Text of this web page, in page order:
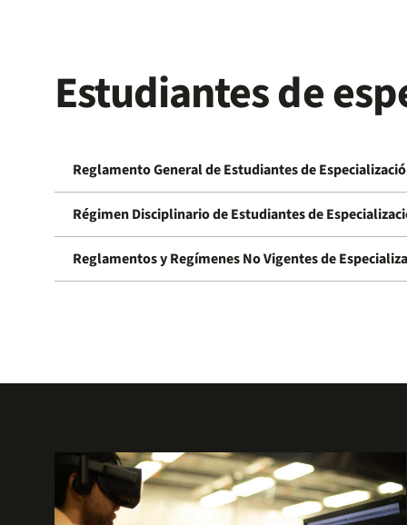
Estudiantes de
Reglamento General de Estudiantes de
Régimen Disciplinario de Estudiantes de
Reglamentos y Regímenes No Vigentes de